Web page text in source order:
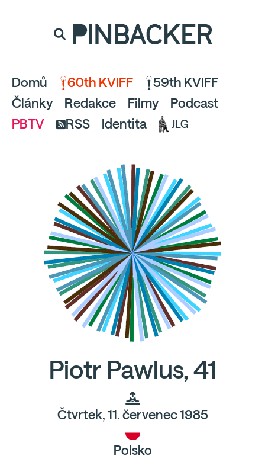
a pusťte se do čtení.
PINBACKER
Domů 60th KVIFF
59th KVIFF
Články
Redakce Filmy
Podcast
PBTV
RSS Identita JLG
Piotr Pawlus, 41
Čtvrtek, 11. červenec 1985
Polsko